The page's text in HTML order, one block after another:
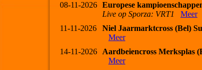
08-11-2026 Europese
Live op Sporza: VRT1
Meer
11-11-2026
Niel Jaarmarktcross (Bel)
Meer
14-11-2026
Aardbeiencross Merksplas
Meer